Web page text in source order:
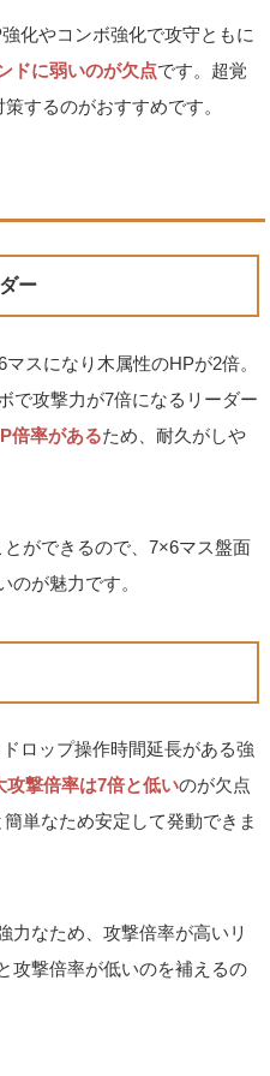
化やコンボ強化で攻守ともに
ドに弱いのが欠点です。超覚
するのがおすすめです。
ー
スになり木属性のHPが2倍。
で攻撃力が7倍になるリーダー
倍率があるため、耐久がしや
ができるので、7×6マス盤面
のが魅力です。
ロップ操作時間延長がある強
攻撃倍率は7倍と低いのが欠点
単なため安定して発動できま
力なため、攻撃倍率が高いリ
攻撃倍率が低いのを補えるの